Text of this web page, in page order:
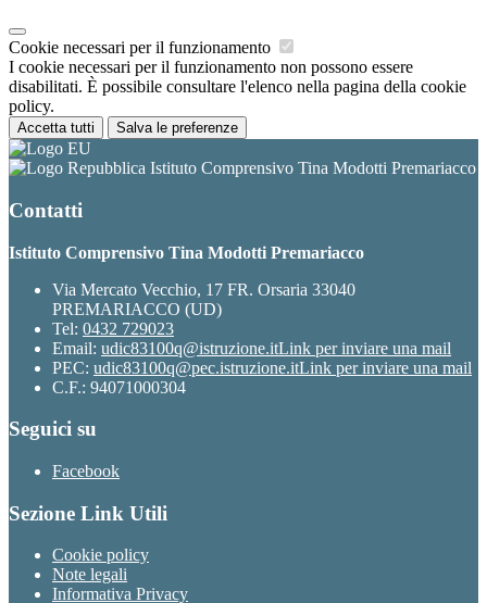
Cookie necessari per il funzionamento
I cookie necessari per il funzionamento non possono essere
disabilitati. È possibile consultare l'elenco nella pagina della cookie
policy.
Accetta tutti Salva le preferenze
Istituto Comprensivo Tina Modotti Premariacco
Contatti
Istituto Comprensivo Tina Modotti Premariacco
Via Mercato Vecchio, 17 FR. Orsaria 33040
PREMARIACCO (UD)
Tel: 0432 729023
Email: udic83100q@istruzione.itLink per inviare una mail
PEC: udic83100q@pec.istruzione.itLink per inviare una mail
C.F.: 94071000304
Seguici su
Facebook
Sezione Link Utili
Cookie policy
Note legali
Informativa Privacy